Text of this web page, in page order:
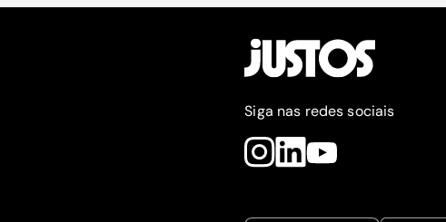
Siga nas redes sociais